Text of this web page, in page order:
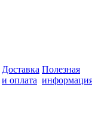
Доставка
и оплата
Полезная